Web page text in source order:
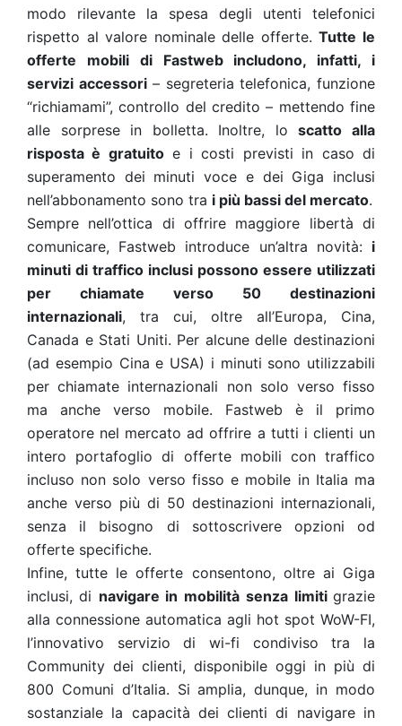
modo rilevante la spesa degli utenti telefonici
rispetto al valore nominale delle offerte.Tutte le
offerte mobili di Fastweb includono, infatti, i
servizi accessori– segreteria telefonica, funzione
“richiamami”, controllo del credito – mettendo fine
alle sorprese in bolletta. Inoltre, loscatto alla
risposta è gratuitoe i costi previsti in caso di
superamento dei minuti voce e dei Giga inclusi
nell’abbonamento sono tra i più bassi del mercato.
Sempre nell’ottica di offrire maggiore libertà di
comunicare, Fastweb introduce un’altra novità: i
minuti di traffico inclusi possono essere utilizzati
per chiamate verso 50 destinazioni
internazionali, tra cui, oltre all’Europa, Cina,
Canada e Stati Uniti. Per alcune delle destinazioni
(ad esempio Cina e USA) i minuti sono utilizzabili
per chiamate internazionali non solo verso fisso
ma anche verso mobile. Fastweb è il primo
operatore nel mercato ad offrire a tutti i clienti un
intero portafoglio di offerte mobili con traffico
incluso non solo verso fisso e mobile in Italia ma
anche verso più di 50 destinazioni internazionali,
senza il bisogno di sottoscrivere opzioni od
offerte specifiche.
Infine, tutte le offerte consentono, oltre ai Giga
inclusi, di navigare in mobilità senza limitigrazie
alla connessione automatica agli hot spot WoW-FI,
l’innovativo servizio di wi-fi condiviso tra la
Community dei clienti, disponibile oggi in più di
800 Comuni d’Italia. Si amplia, dunque, in modo
sostanziale la capacità dei clienti di navigare in